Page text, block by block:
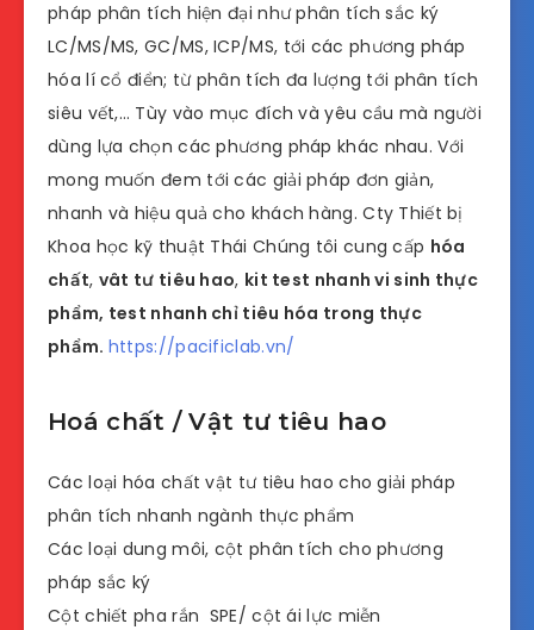
pháp phân tích hiện đại như phân tích sắc ký
LC/MS/MS, GC/MS, ICP/MS, tới các phương pháp
hóa lí cổ điển; từ phân tích đa lượng tới phân tích
siêu vết,… Tùy vào mục đích và yêu cầu mà người
dùng lựa chọn các phương pháp khác nhau. Với
mong muốn đem tới các giải pháp đơn giản,
nhanh và hiệu quả cho khách hàng. Cty Thiết bị
Khoa học kỹ thuật Thái Chúng tôi cung cấp hóa
chất, vât tư tiêu hao, kit test nhanh vi sinh thực
phẩm, test nhanh chỉ tiêu hóa trong thực
phẩm. https://pacificlab.vn/
Hoá chất / Vật tư tiêu hao
Các loại hóa chất vật tư tiêu hao cho giải pháp
phân tích nhanh ngành thực phẩm
Các loại dung môi, cột phân tích cho phương
pháp sắc ký
Cột chiết pha rắn SPE/ cột ái lực miễn